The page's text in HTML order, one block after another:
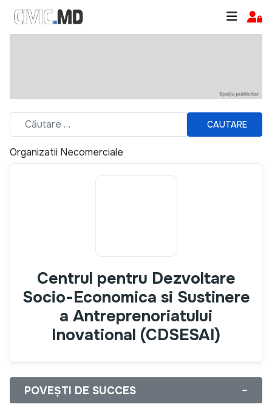
CAUTARE
Organizatii Necomerciale
Centrul pentru Dezvoltare
Socio-Economica si Sustinere
a Antreprenoriatului
Inovational (CDSESAI)
POVEȘTI DE SUCCES −